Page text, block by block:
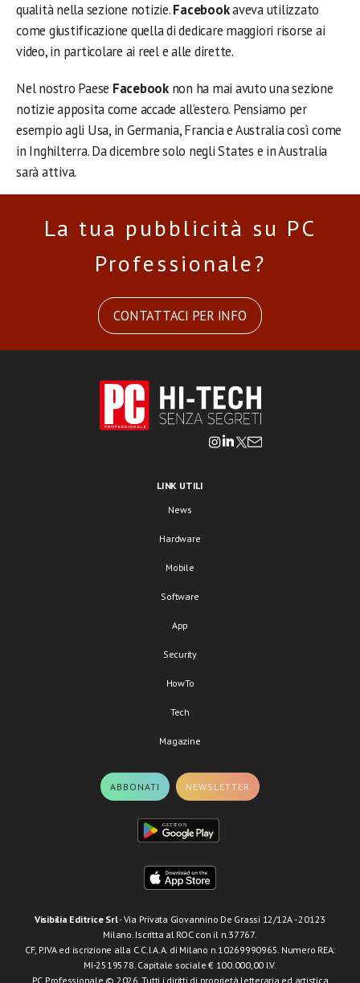
qualità nella sezione notizie.Facebookaveva utilizzato
come giustificazione quella di dedicare maggiori risorse ai
video, in particolare ai reel e alle dirette.
Nel nostro Paese Facebook non ha mai avuto una sezione
notizie apposita come accade all’estero. Pensiamo per
esempio agli Usa, in Germania, Francia e Australia così come
in Inghilterra. Da dicembre solo negli States e in Australia
sarà attiva.
La tua pubblicità su PC
Professionale?
CONTATTACI PER INFO
LINK UTILI
News
Hardware
Mobile
Software
App
Security
HowTo
Tech
Magazine
ABBONATI NEWSLETTER
Visibilia Editrice Srl- Via Privata Giovannino De Grassi 12/12A - 20123
Milano. Iscritta al ROC con il n.37767.
CF, P.IVA ed iscrizione alla C.C.I.A.A. di Milano n.10269990965. Numero REA:
MI-2519578. Capitale sociale € 100.000,00 I.V.
PC Professionale © 2026. Tutti i diritti di proprietà letteraria ed artistica